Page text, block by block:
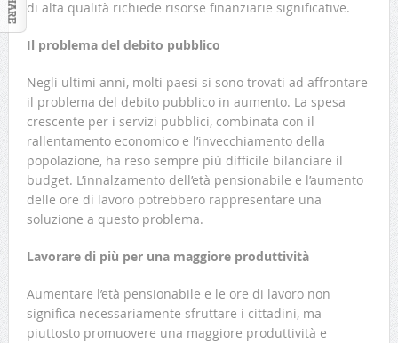
di alta qualità richiede risorse finanziarie significative.
Il problema del debito pubblico
Negli ultimi anni, molti paesi si sono trovati ad affrontare
il problema del debito pubblico in aumento. La spesa
crescente per i servizi pubblici, combinata con il
rallentamento economico e l’invecchiamento della
popolazione, ha reso sempre più difficile bilanciare il
budget. L’innalzamento dell’età pensionabile e l’aumento
delle ore di lavoro potrebbero rappresentare una
soluzione a questo problema.
Lavorare di più per una maggiore produttività
Aumentare l’età pensionabile e le ore di lavoro non
significa necessariamente sfruttare i cittadini, ma
piuttosto promuovere una maggiore produttività e